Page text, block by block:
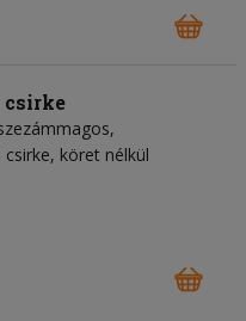
csirke
köret nélkül